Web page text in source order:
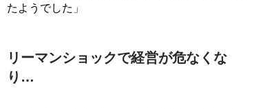
たようでした」
リーマンショックで経営が危なくな
り…